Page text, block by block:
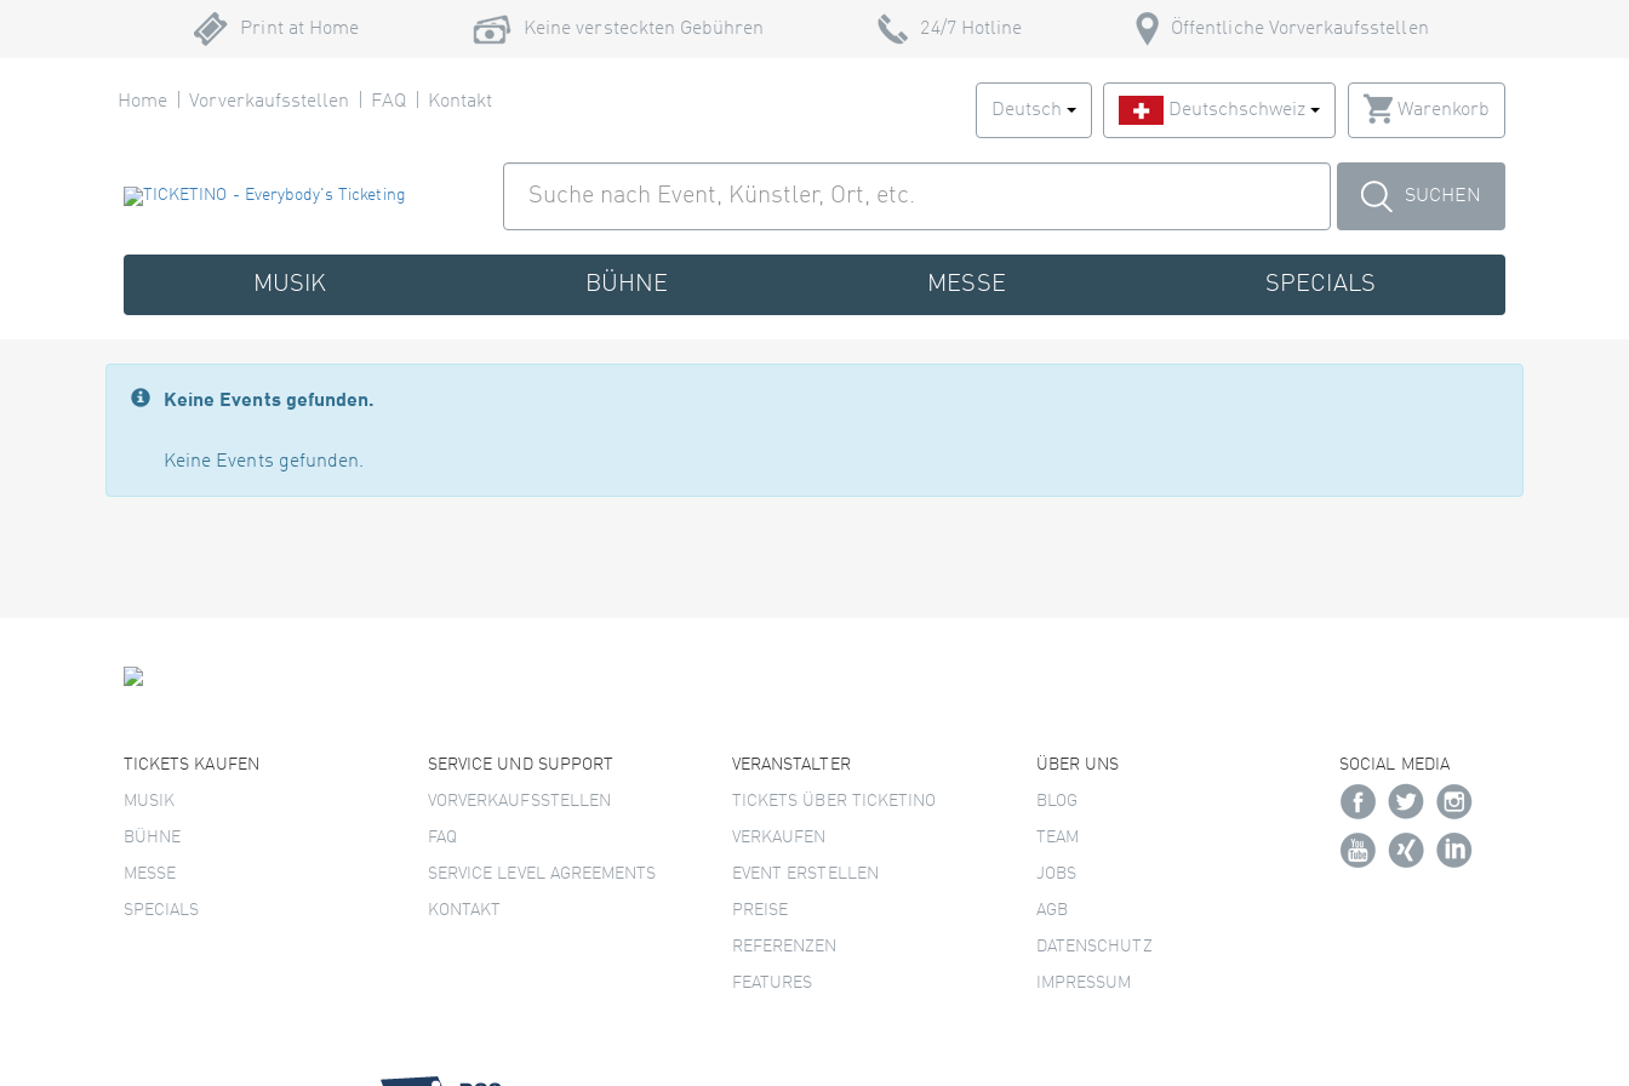
Print at Home Keine versteckten Gebühren 24/7 Hotline Öffentliche Vorverkaufsstellen
Home Vorverkaufsstellen FAQ Kontakt Deutsch Deutschschweiz Warenkorb
SUCHEN
MUSIK BÜHNE MESSE SPECIALS
Keine Events gefunden.
Keine Events gefunden.
TICKETS KAUFEN
MUSIK
BÜHNE
MESSE
SPECIALS
SERVICE UND SUPPORT
VORVERKAUFSSTELLEN
FAQ
SERVICE LEVEL AGREEMENTS
KONTAKT
VERANSTALTER
TICKETS ÜBER TICKETINO
VERKAUFEN
EVENT ERSTELLEN
PREISE
REFERENZEN
FEATURES
ÜBER UNS
BLOG
TEAM
JOBS
AGB
DATENSCHUTZ
IMPRESSUM
SOCIAL MEDIA